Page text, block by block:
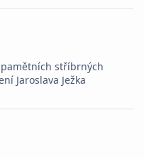
pamětních stříbrných
Jaroslava Ježka